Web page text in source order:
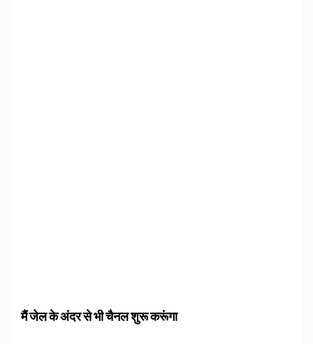
मैं जेल के अंदर से भी चैनल शुरू करूंगा